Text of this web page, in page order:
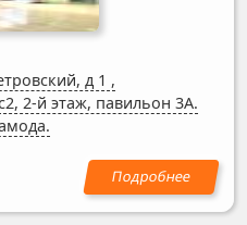
д 1 ,
2-й этаж, павильон 3А.